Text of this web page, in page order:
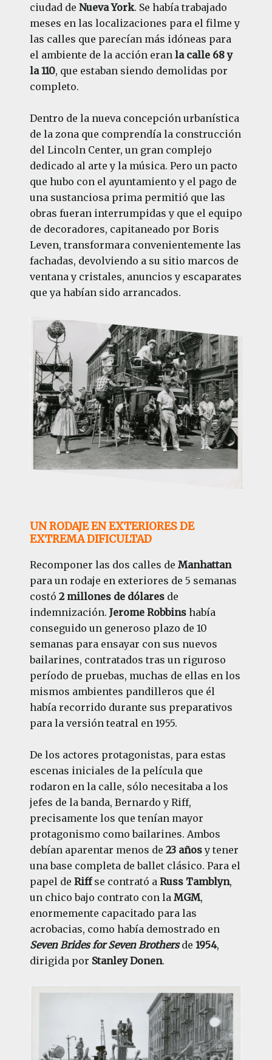
ciudad de Nueva York. Se había trabajado
meses en las localizaciones para el filme y
las calles que parecían más idóneas para
el ambiente de la acción eran la calle 68 y
la 110, que estaban siendo demolidas por
completo.
Dentro de la nueva concepción urbanística
de la zona que comprendía la construcción
del Lincoln Center, un gran complejo
dedicado al arte y la música. Pero un pacto
que hubo con el ayuntamiento y el pago de
una sustanciosa prima permitió que las
obras fueran interrumpidas y que el equipo
de decoradores, capitaneado por Boris
Leven, transformara convenientemente las
fachadas, devolviendo a su sitio marcos de
ventana y cristales, anuncios y escaparates
que ya habían sido arrancados.
UN RODAJE EN EXTERIORES DE
EXTREMA DIFICULTAD
Recomponer las dos calles de Manhattan
para un rodaje en exteriores de 5 semanas
costó 2 millones de dólaresde
indemnización. Jerome Robbinshabía
conseguido un generoso plazo de 10
semanas para ensayar con sus nuevos
bailarines, contratados tras un riguroso
período de pruebas, muchas de ellas en los
mismos ambientes pandilleros que él
había recorrido durante sus preparativos
para la versión teatral en 1955.
De los actores protagonistas, para estas
escenas iniciales de la película que
rodaron en la calle, sólo necesitaba a los
jefes de la banda, Bernardo y Riff,
precisamente los que tenían mayor
protagonismo como bailarines. Ambos
debían aparentar menos de 23 añosy tener
una base completa de ballet clásico. Para el
papel de Riffse contrató a Russ Tamblyn,
un chico bajo contrato con la MGM,
enormemente capacitado para las
acrobacias, como había demostrado en
Seven Brides for Seven Brothersde 1954,
dirigida por Stanley Donen.